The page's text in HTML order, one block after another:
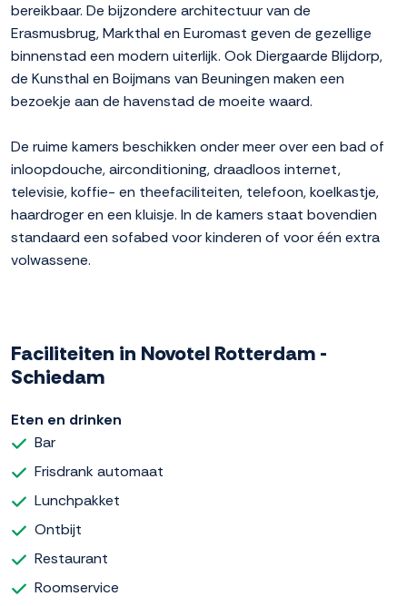
bereikbaar. De bijzondere architectuur van de
Erasmusbrug, Markthal en Euromast geven de gezellige
binnenstad een modern uiterlijk. Ook Diergaarde Blijdorp,
de Kunsthal en Boijmans van Beuningen maken een
bezoekje aan de havenstad de moeite waard.
De ruime kamers beschikken onder meer over een bad of
inloopdouche, airconditioning, draadloos internet,
televisie, koffie- en theefaciliteiten, telefoon, koelkastje,
haardroger en een kluisje. In de kamers staat bovendien
standaard een sofabed voor kinderen of voor één extra
volwassene.
Faciliteiten in Novotel Rotterdam -
Schiedam
Eten en drinken
Bar
Frisdrank automaat
Lunchpakket
Ontbijt
Restaurant
Roomservice